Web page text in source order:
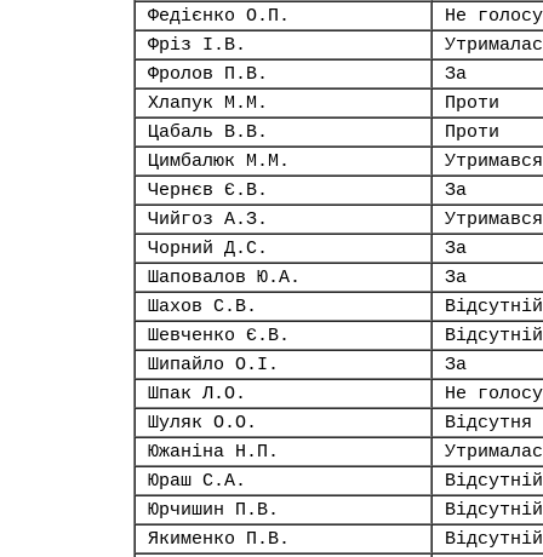
Федієнко О.П.
Не
Фріз І.В.
Фролов П.В.
За
Хлапук М.М.
Проти
Цабаль В.В.
Проти
Цимбалюк М.М.
Утримався
Чернєв Є.В.
За
Чийгоз А.З.
Утримався
Чорний Д.С.
За
Шаповалов Ю.А.
За
Шахов С.В.
Відсутній
Шевченко Є.В.
Відсутній
Шипайло О.І.
За
Шпак Л.О.
Не
Шуляк О.О.
Відсутня
Южаніна Н.П.
Юраш С.А.
Відсутній
Юрчишин П.В.
Відсутній
Якименко П.В.
Відсутній